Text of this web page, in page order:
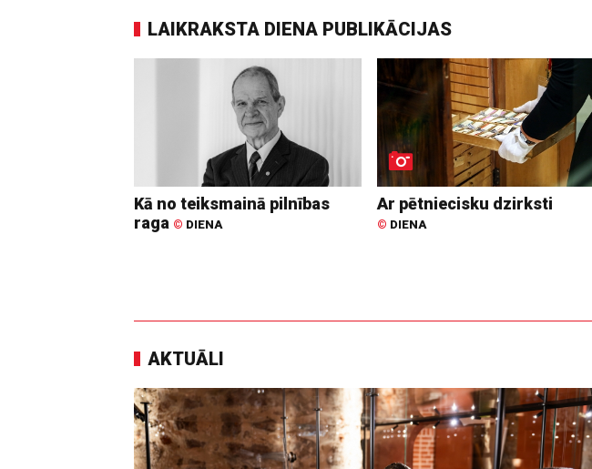
LAIKRAKSTA DIENA PUBLIKĀCIJAS
Kā no teiksmainā pilnības
raga © DIENA
Ar pētniecisku dzirksti
© DIENA
AKTUĀLI